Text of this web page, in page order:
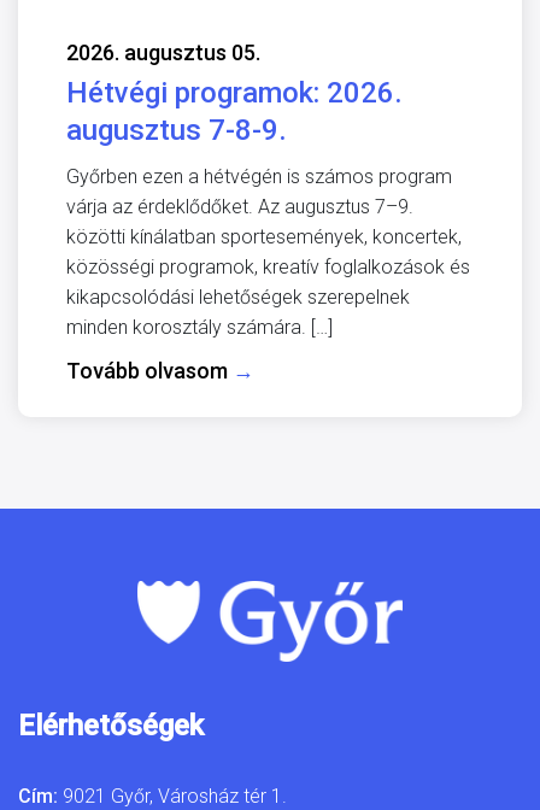
2026. augusztus 05.
Hétvégi programok: 2026.
augusztus 7-8-9.
Győrben ezen a hétvégén is számos program
várja az érdeklődőket. Az augusztus 7–9.
közötti kínálatban sportesemények, koncertek,
közösségi programok, kreatív foglalkozások és
kikapcsolódási lehetőségek szerepelnek
minden korosztály számára. […]
Tovább olvasom →
Elérhetőségek
Cím: 9021 Győr, Városház tér 1.